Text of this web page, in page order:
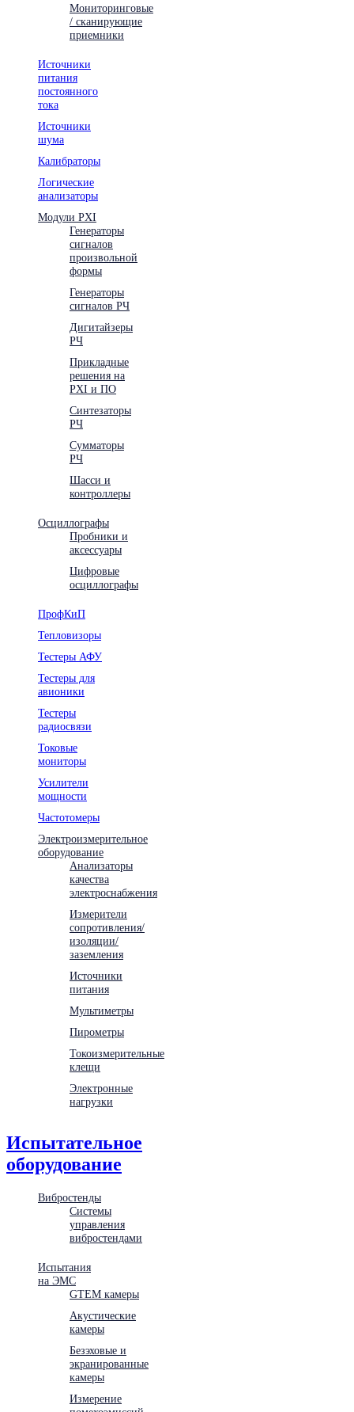
Мониторинговые
/ сканирующие
приемники
Источники
питания
постоянного
тока
Источники
шума
Калибраторы
Логические
анализаторы
Модули PXI
Генераторы
сигналов
произвольной
формы
Генераторы
сигналов РЧ
Дигитайзеры
РЧ
Прикладные
решения на
PXI и ПО
Синтезаторы
РЧ
Сумматоры
РЧ
Шасси и
контроллеры
Осциллографы
Пробники и
аксессуары
Цифровые
осциллографы
ПрофКиП
Тепловизоры
Тестеры АФУ
Тестеры для
авионики
Тестеры
радиосвязи
Токовые
мониторы
Усилители
мощности
Частотомеры
Электроизмерительное
оборудование
Анализаторы
качества
электроснабжения
Измерители
сопротивления/
изоляции/
заземления
Источники
питания
Мультиметры
Пирометры
Токоизмерительные
клещи
Электронные
нагрузки
Испытательное
оборудование
Вибростенды
Системы
управления
вибростендами
Испытания
на ЭМС
GTEM камеры
Акустические
камеры
Безэховые и
экранированные
камеры
Измерение